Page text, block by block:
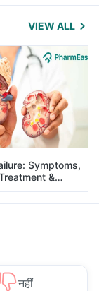
VIEW ALL
Symptoms,
&
नहीं